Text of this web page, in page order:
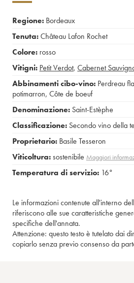
Regione: Bordeaux
Tenuta:Château Lafon Rochet
Colore: rosso
Vitigni: Petit Verdot, Cabernet
Abbinamenti cibo-vino: Perdreau
potimarron, Côte de boeuf
Denominazione: Saint-Estèphe
Classificazione: Secondo vino della
Proprietario: Basile Tesseron
Viticoltura:sostenibile Maggiori
Temperatura di servizio: 16°
Le informazioni contenute all'interno
riferiscono alle sue caratteristiche
specifiche dell'annata.
Attenzione: questo testo è tutelato dai
copiarlo senza previo consenso da